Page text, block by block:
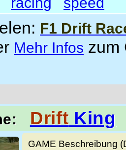
F1 Drift
Mehr Infos zum
DriftKing
GAME Beschreibung